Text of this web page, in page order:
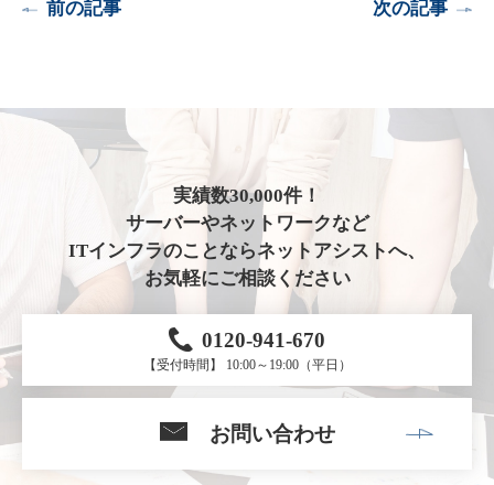
前の記事 次の記事
実績数30,000件！
サーバーやネットワークなど
ITインフラのことならネットアシストへ、
お気軽にご相談ください
0120-941-670
【受付時間】 10:00～19:00（平日）
お問い合わせ